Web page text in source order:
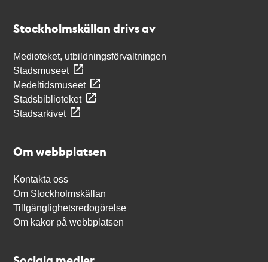
Stockholmskällan drivs av
Medioteket, utbildningsförvaltningen
Stadsmuseet
Medeltidsmuseet
Stadsbiblioteket
Stadsarkivet
Om webbplatsen
Kontakta oss
Om Stockholmskällan
Tillgänglighetsredogörelse
Om kakor på webbplatsen